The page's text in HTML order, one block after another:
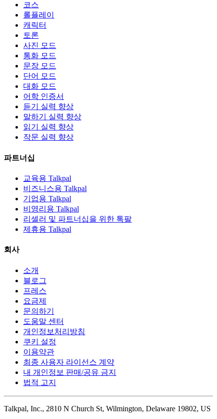
코스
롤플레이
캐릭터
토론
사진 모드
통화 모드
문장 모드
단어 모드
대화 모드
어학 인증서
듣기 실력 향상
말하기 실력 향상
읽기 실력 향상
작문 실력 향상
파트너십
교육용 Talkpal
비즈니스용 Talkpal
기업용 Talkpal
비영리용 Talkpal
리셀러 및 파트너십을 위한 톡팔
제휴용 Talkpal
회사
소개
블로그
프레스
요금제
문의하기
도움말 센터
개인정보처리방침
쿠키 설정
이용약관
최종 사용자 라이선스 계약
내 개인정보 판매/공유 금지
법적 고지
Talkpal, Inc., 2810 N Church St, Wilmington, Delaware 19802, US